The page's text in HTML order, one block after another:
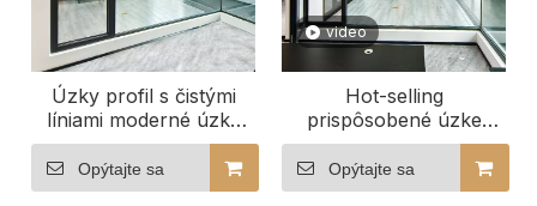
Úzky profil s čistými
líniami moderné úzke
rámové hliníkové okná
do mestských
priestorov
Opýtajte sa
video
Hot-selling
prispôsobené úzke
hliníkové okná vhodné
na dekoráciu
kancelárskych budov
Opýtajte sa